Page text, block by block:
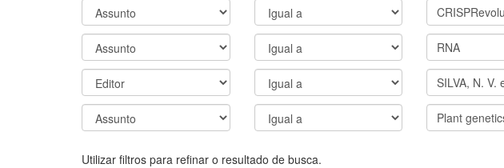
Utilizar filtros para refinar o resultado de busca.